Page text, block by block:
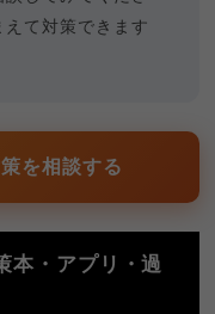
て対策できます
を相談する
本・アプリ・過